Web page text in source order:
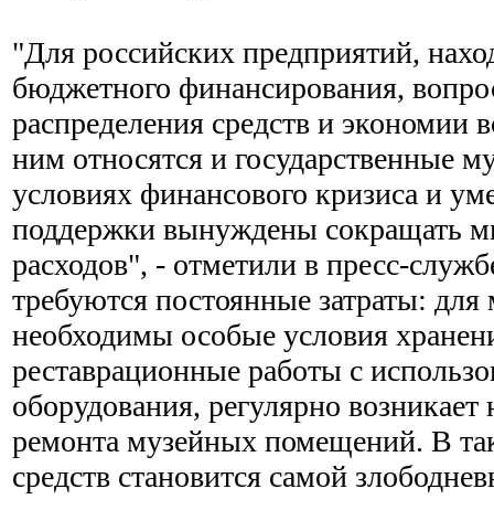
"Для российских предприятий,
бюджетного финансирования,
распределения средств и экономии
ним относятся и государственные
условиях финансового кризиса и
поддержки вынуждены сокращать
расходов", - отметили в пресс-
требуются постоянные затраты: для
необходимы особые условия
реставрационные работы с
оборудования, регулярно возникает
ремонта музейных помещений. В
средств становится самой